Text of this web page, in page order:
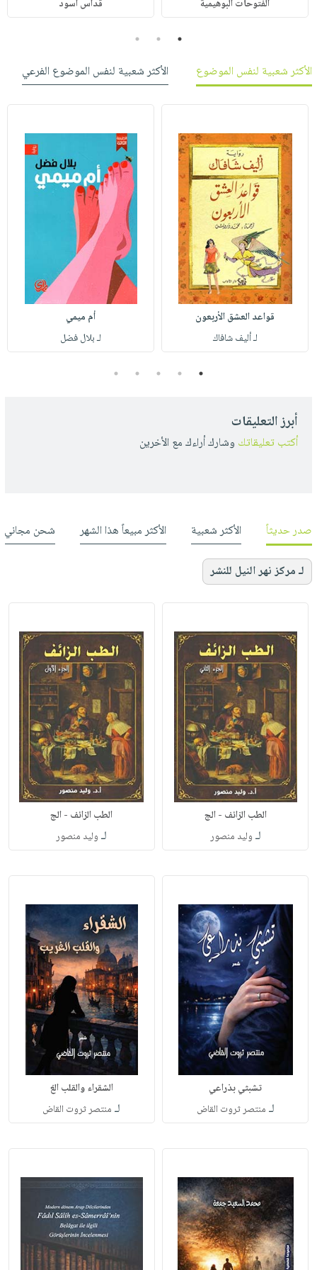
الفتوحات البوهيمية قداس أسود
1
2
3
الأكثر شعبية لنفس الموضوع
الأكثر شعبية لنفس الموضوع الفرعي
قواعد العشق الأربعون
لـ أليف شافاك
أم ميمي
لـ بلال فضل
1
2
3
4
5
أبرز التعليقات
أكتب تعليقاتك وشارك أراءك مع الأخرين
صدر حديثاً الأكثر شعبية الأكثر مبيعاً هذا الشهر شحن مجاني
لـ مركز نهر النيل للنشر
الطب الزائف - الج
لـ وليد منصور
الطب الزائف - الج
لـ وليد منصور
تشبثي بذراعي
لـ منتصر ثروت القاض
الشقراء والقلب الغ
لـ منتصر ثروت القاض